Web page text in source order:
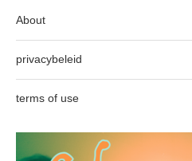
About
privacybeleid
terms of use